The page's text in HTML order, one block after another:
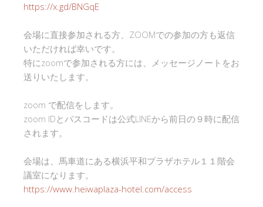
https://x.gd/BNGqE
会場に直接参加される方、ZOOMでの参加の方も返信
いただければ幸いです。
特にzoomで参加される方には、メッセージノートをお
送りいたします。
zoom で配信をします。
zoom IDとパスコードは公式LINEから前日の９時に配信
されます。
会場は、馬車道にある横浜平和プラザホテル１１階会
議室になります。
https://www.heiwaplaza-hotel.com/access